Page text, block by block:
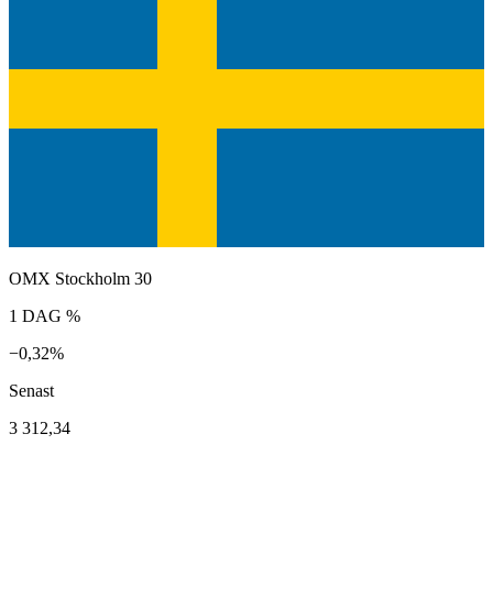
OMX Stockholm 30
1 DAG %
−0,32%
Senast
3 312,34